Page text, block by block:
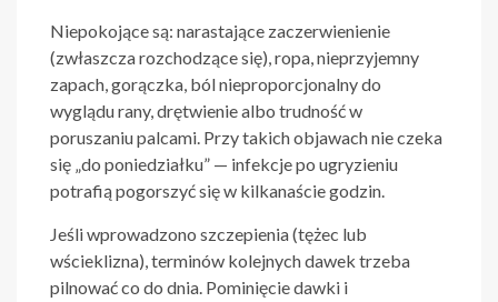
Niepokojące są: narastające zaczerwienienie
(zwłaszcza rozchodzące się), ropa, nieprzyjemny
zapach, gorączka, ból nieproporcjonalny do
wyglądu rany, drętwienie albo trudność w
poruszaniu palcami. Przy takich objawach nie czeka
się „do poniedziałku” — infekcje po ugryzieniu
potrafią pogorszyć się w kilkanaście godzin.
Jeśli wprowadzono szczepienia (tężec lub
wścieklizna), terminów kolejnych dawek trzeba
pilnować co do dnia. Pominięcie dawki i